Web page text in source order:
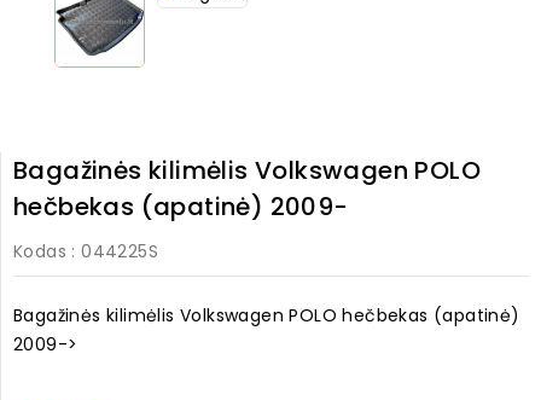
Bagažinės kilimėlis Volkswagen POLO
hečbekas (apatinė) 2009-
Kodas : 044225S
Bagažinės kilimėlis Volkswagen POLO hečbekas (apatinė)
2009->